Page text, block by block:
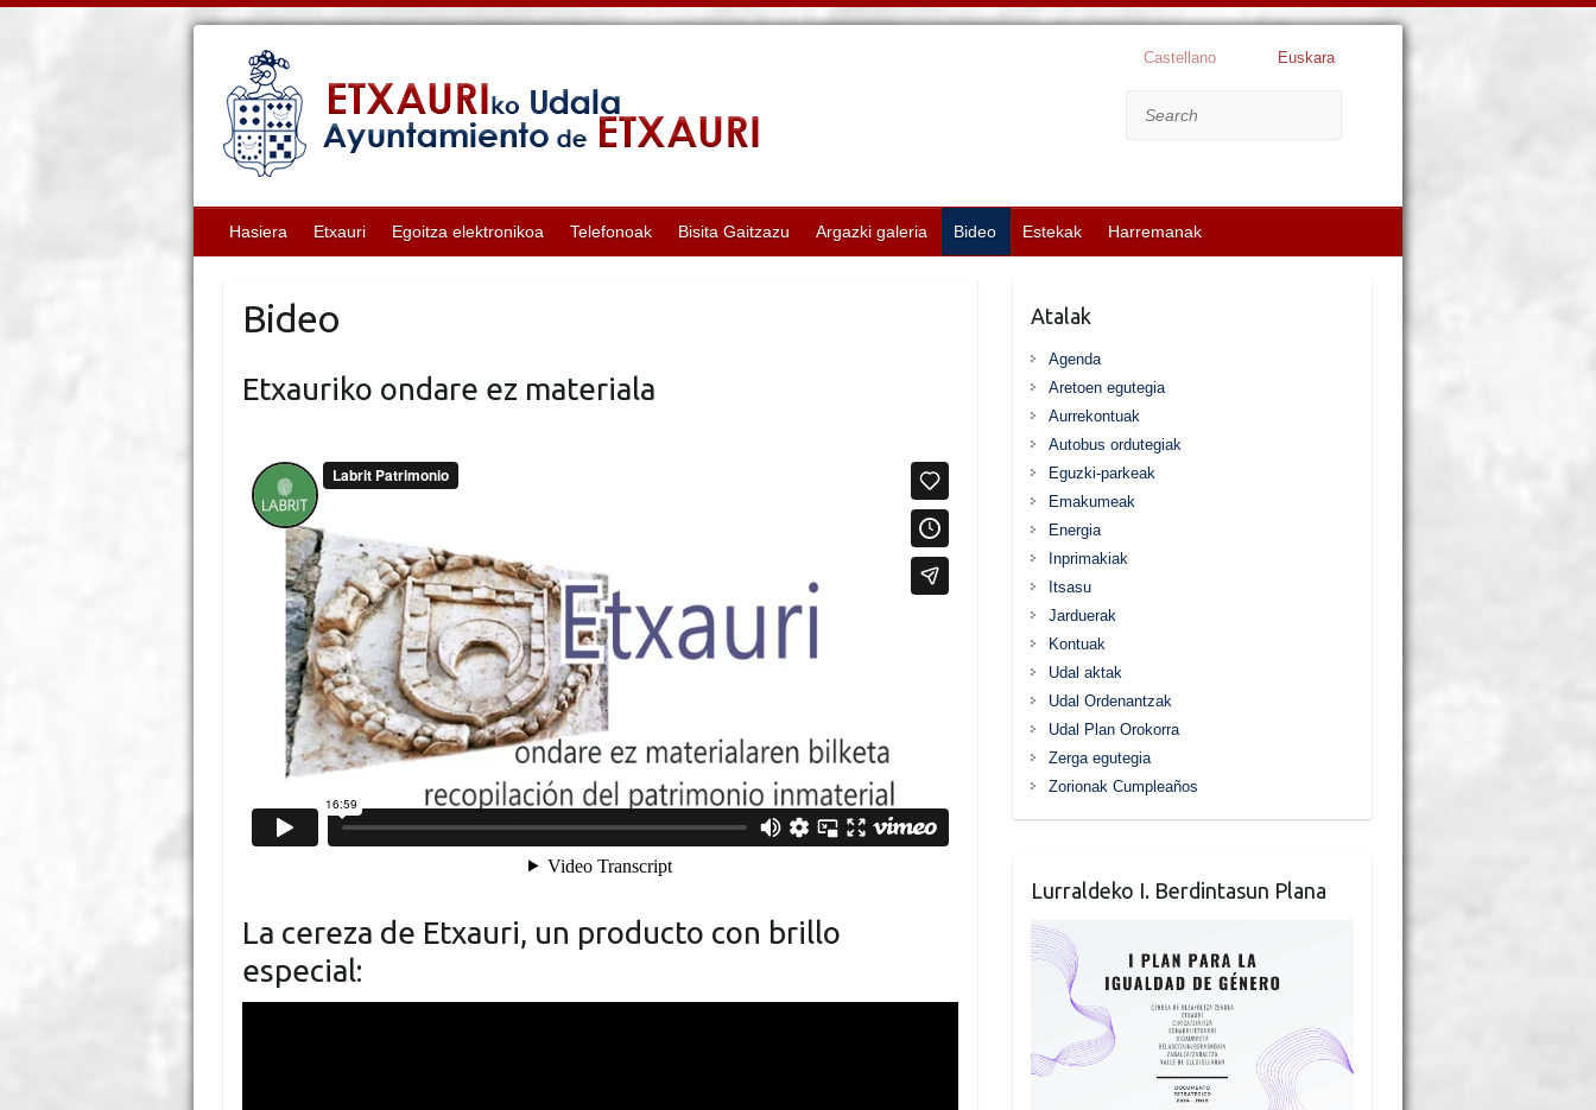
Castellano Euskara
Hasiera Etxauri Egoitza elektronikoa Telefonoak Bisita Gaitzazu Argazki galeria Bideo Estekak Harremanak
Bideo
Etxauriko ondare ez materiala
La cereza de Etxauri, un producto con brillo
especial:
Atalak
Agenda
Aretoen egutegia
Aurrekontuak
Autobus ordutegiak
Eguzki-parkeak
Emakumeak
Energia
Inprimakiak
Itsasu
Jarduerak
Kontuak
Udal aktak
Udal Ordenantzak
Udal Plan Orokorra
Zerga egutegia
Zorionak Cumpleaños
Lurraldeko I. Berdintasun Plana